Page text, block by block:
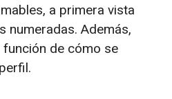
a primera vista
numeradas. Además,
de cómo se